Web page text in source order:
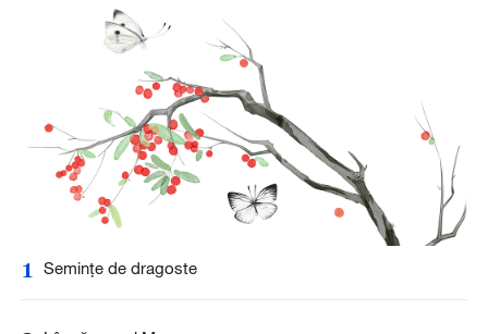
1 Seminţe de dragoste